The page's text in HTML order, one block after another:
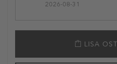
2026-08-31
LISA